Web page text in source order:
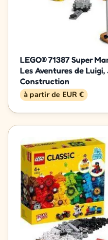
LEGO® 71387 Super
Les Aventures de
Construction
à partir de EUR €